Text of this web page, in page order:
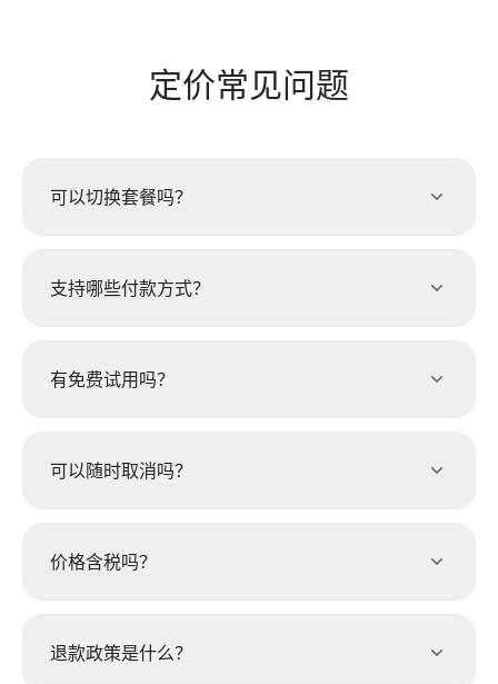
定价常见问题
可以切换套餐吗？
支持哪些付款方式？
有免费试用吗？
可以随时取消吗？
价格含税吗？
退款政策是什么？